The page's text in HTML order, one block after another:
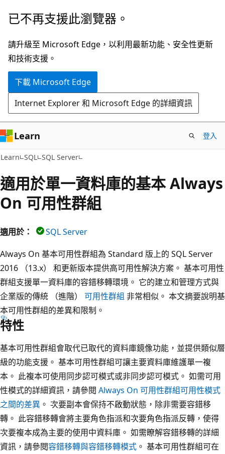
跳
主
要
內
已不再支援此瀏覽器。
請升級至 Microsoft Edge，以利用最新功能、安全性更新
和技術支援。
下載 Microsoft Edge
Internet Explorer 和 Microsoft Edge 的詳細資訊
Learn 登入
Learn SQL SQL Server
適用於單一資料庫的基本 Always
On 可用性群組
適用於：
SQL Server
Always On 基本可用性群組為 Standard 版上的 SQL Server
2016 （13.x） 和更新版本提供高可用性解決方案。 基本可用性
群組支援單一資料庫的容錯移轉環境。 它的建立和管理方式與
企業版的傳統 （進階） 可用性群組 非常相似。 本文摘要說明基
本可用性群組的差異和限制。
特性
基本可用性群組會取代已取代的資料庫鏡像功能，並提供類似層
級的功能支援。 基本可用性群組可讓主要資料庫維護單一複
本。 此複本可使用同步認可模式或非同步認可模式。 如需可用
性模式的詳細資訊，請參閱 Always On 可用性群組可用性模式
之間的差異 。 次要副本會保持不啟動狀態，除非需要容錯移
轉。 此容錯移轉會將主要角色指派和次要角色指派反轉，使得
次要複本成為主要的使用中資料庫。 如需瞭解容錯移轉的詳細
資訊，請參閱容錯移轉與容錯移轉模式 。 基本可用性群組可在